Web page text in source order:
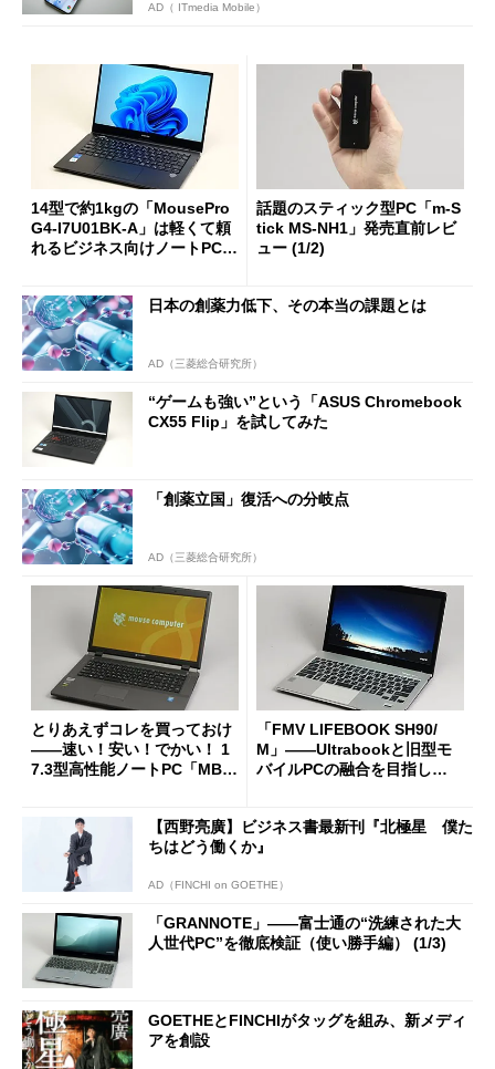
AD（ ITmedia Mobile）
14型で約1kgの「MousePro
G4-I7U01BK-A」は軽くて頼
れるビジネス向けノートPCだ
話題のスティック型PC「m-S
tick MS-NH1」発売直前レビ
ュー (1/2)
日本の創薬力低下、その本当の課題とは
AD（三菱総合研究所）
“ゲームも強い”という「ASUS Chromebook
CX55 Flip」を試してみた
「創薬立国」復活への分岐点
AD（三菱総合研究所）
とりあえずコレを買っておけ
――速い！安い！でかい！ 1
7.3型高性能ノートPC「MB-
「FMV LIFEBOOK SH90/
M」――Ultrabookと旧型モ
バイルPCの融合を目指し
【西野亮廣】ビジネス書最新刊『北極星 僕た
ちはどう働くか』
AD（FINCHI on GOETHE）
「GRANNOTE」――富士通の“洗練された大
人世代PC”を徹底検証（使い勝手編） (1/3)
GOETHEとFINCHIがタッグを組み、新メディ
アを創設